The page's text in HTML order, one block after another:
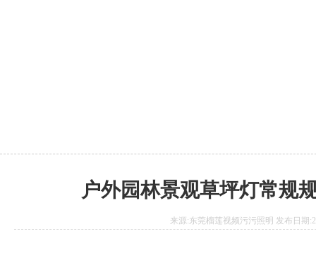
户外园林景观草坪灯常规
来源:东莞榴莲视频污污照明 发布日期